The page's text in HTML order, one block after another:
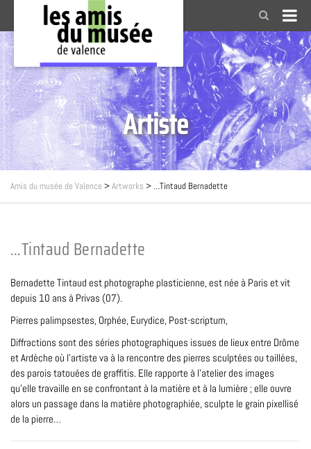
Artiste
Amis du musée de Valence >Artworks > …Tintaud Bernadette
…Tintaud Bernadette
Bernadette Tintaud est photographe plasticienne, est née à Paris et vit
depuis 10 ans à Privas (07).
Pierres palimpsestes, Orphée, Eurydice, Post-scriptum,
Diffractions sont des séries photographiques issues de lieux entre Drôme
et Ardèche où l'artiste va à la rencontre des pierres sculptées ou taillées,
des parois tatouées de graffitis. Elle rapporte à l'atelier des images
qu'elle travaille en se confrontant à la matière et à la lumière ; elle ouvre
alors un passage dans la matière photographiée, sculpte le grain pixellisé
de la pierre…